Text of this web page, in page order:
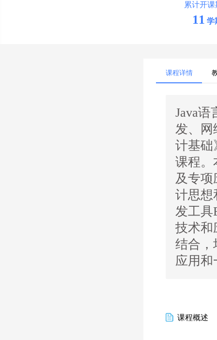
累计开课
11 学
课程详情
Java
发、网
计基础
课程。
及专项
计思想
发工具
技术和
结合，
应用和
课程概述